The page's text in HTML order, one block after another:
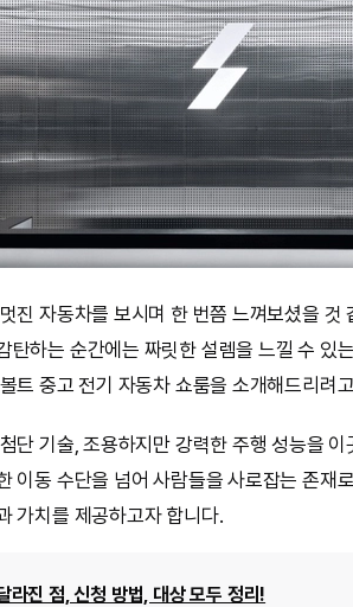
진 자동차를 보시며 한 번쯤 느껴보셨을 것
탄하는 순간에는 짜릿한 설렘을 느낄 수 있
트 중고 전기 자동차 쇼룸을 소개해드리려
단 기술, 조용하지만 강력한 주행 성능을
이동 수단을 넘어 사람들을 사로잡는 존재
가치를 제공하고자 합니다.
진 점, 신청 방법, 대상 모두 정리!